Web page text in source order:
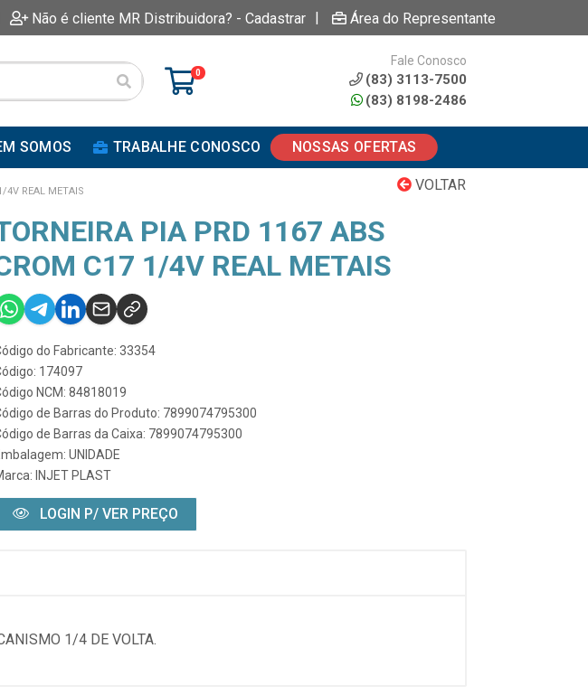
Não é cliente MR Distribuidora? - Cadastrar | Área do Representante
0
Fale Conosco
(83) 3113-7500
(83) 8198-2486
SOMOS TRABALHE CONOSCO NOSSAS OFERTAS
VOLTAR
4V REAL METAIS
PIA PRD 1167 ABS
C17 1/4V REAL METAIS
do Fabricante: 33354
174097
NCM: 84818019
de Barras do Produto: 7899074795300
de Barras da Caixa: 7899074795300
UNIDADE
INJET PLAST
LOGIN P/ VER PREÇO
1/4 DE VOLTA.